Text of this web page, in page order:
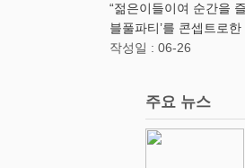
“젊은이들이여 순간을
블풀파티’를 콘셉트로
작성일 : 06-26
주요 뉴스